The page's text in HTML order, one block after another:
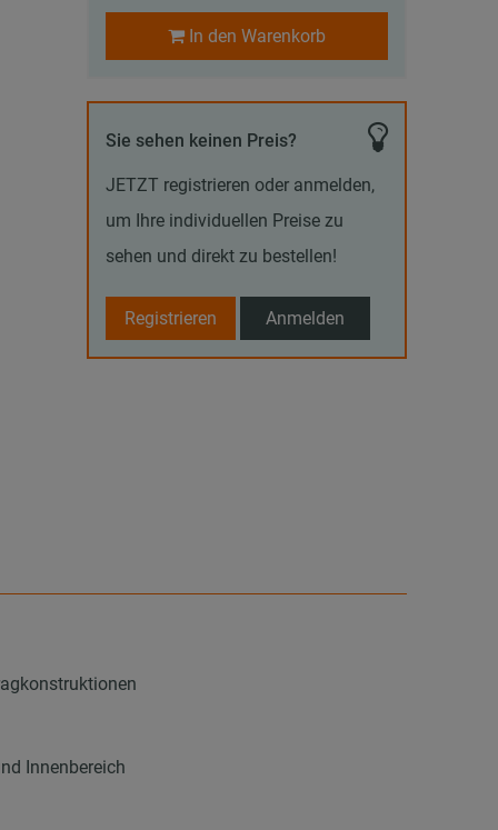
In den Warenkorb
Sie sehen keinen Preis?
JETZT registrieren oder anmelden,
um Ihre individuellen Preise zu
sehen und direkt zu bestellen!
Registrieren Anmelden
Innenbereich